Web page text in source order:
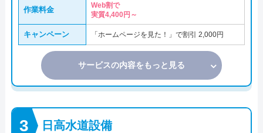
作業料金
Web割で
実質4,400円～
キャンペーン 「ホームページを見た！」で割引 2,000円
サービスの内容をもっと見る
日高水道設備